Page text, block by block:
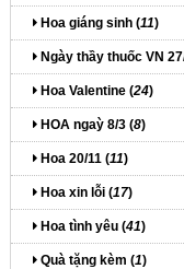
Hoa giáng sinh (11)
Ngày thầy thuốc VN
Hoa Valentine (24)
HOA ngaỳ 8/3 (8)
Hoa 20/11 (11)
Hoa xin lỗi (17)
Hoa tình yêu (41)
Quà tặng kèm (1)